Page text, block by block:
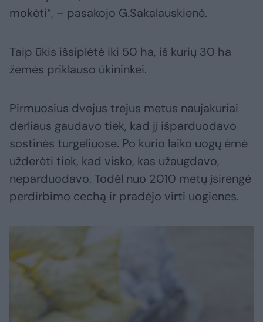
mokėti“, – pasakojo G.Sakalauskienė.
Taip ūkis išsiplėtė iki 50 ha, iš kurių 30 ha
žemės priklauso ūkininkei.
Pirmuosius dvejus trejus metus naujakuriai
derliaus gaudavo tiek, kad jį išparduodavo
sostinės turgeliuose. Po kurio laiko uogų ėmė
užderėti tiek, kad visko, kas užaugdavo,
neparduodavo. Todėl nuo 2010 metų įsirengė
perdirbimo cechą ir pradėjo virti uogienes.